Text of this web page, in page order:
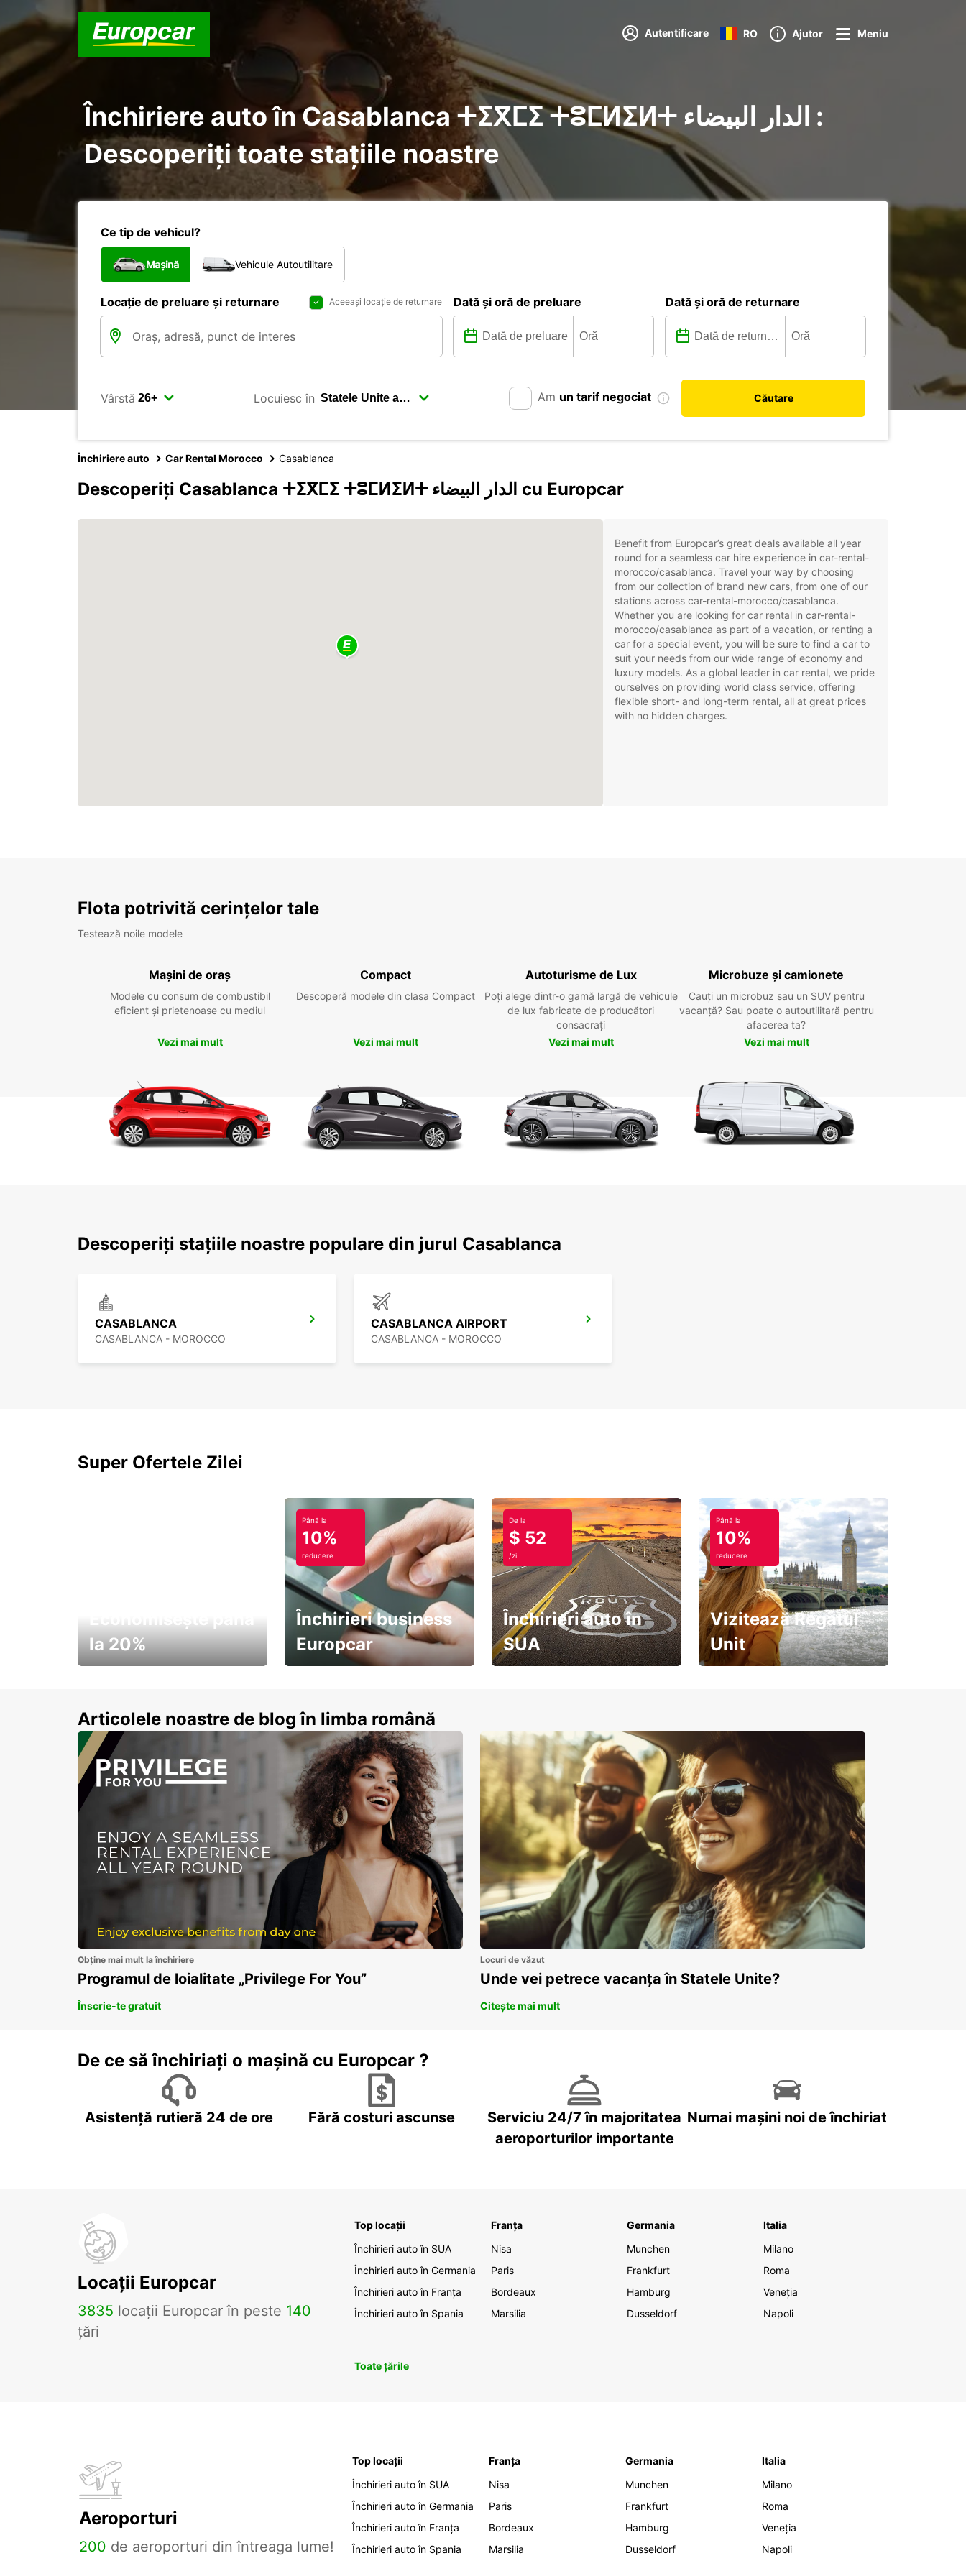
Autentificare RO Ajutor Meniu
Închiriere auto în Casablanca ⵜⵉⴳⵎⵉ ⵜⵓⵎⵍⵉⵍⵜ الدار البيضاء :
Descoperiți toate stațiile noastre
Ce tip de vehicul?
Mașină Vehicule Autoutilitare
Locație de preluare și returnare Aceeași locație de returnare Dată și oră de preluare Dată și oră de returnare
Vârstă Locuiesc în Am un tarif negociat Căutare
Închiriere auto Car Rental Morocco Casablanca
Descoperiți Casablanca ⵜⵉⴳⵎⵉ ⵜⵓⵎⵍⵉⵍⵜ الدار البيضاء cu Europcar
Benefit from Europcar’s great deals available all year
round for a seamless car hire experience in car-rental-
morocco/casablanca. Travel your way by choosing
from our collection of brand new cars, from one of our
stations across car-rental-morocco/casablanca.
Whether you are looking for car rental in car-rental-
morocco/casablanca as part of a vacation, or renting a
car for a special event, you will be sure to find a car to
suit your needs from our wide range of economy and
luxury models. As a global leader in car rental, we pride
ourselves on providing world class service, offering
flexible short- and long-term rental, all at great prices
with no hidden charges.
Flota potrivită cerințelor tale
Testează noile modele
Mașini de oraș
Modele cu consum de combustibil
eficient și prietenoase cu mediul
Vezi mai mult
Compact
Descoperă modele din clasa Compact
Vezi mai mult
Autoturisme de Lux
Poți alege dintr-o gamă largă de vehicule
de lux fabricate de producători
consacrați
Vezi mai mult
Microbuze și camionete
Cauți un microbuz sau un SUV pentru
vacanță? Sau poate o autoutilitară pentru
afacerea ta?
Vezi mai mult
Descoperiți stațiile noastre populare din jurul Casablanca
CASABLANCA
CASABLANCA - MOROCCO
CASABLANCA AIRPORT
CASABLANCA - MOROCCO
Super Ofertele Zilei
la 20%
Până la
10%
reducere
Închirieri business
Europcar
De la
$ 52
/zi
Închirieri auto în
SUA
Până la
10%
reducere
Vizitează Regatul
Unit
Articolele noastre de blog în limba română
Obține mai mult la închiriere
Programul de loialitate „Privilege For You”
Înscrie-te gratuit
Locuri de văzut
Unde vei petrece vacanța în Statele Unite?
Citește mai mult
De ce să închiriați o mașină cu Europcar ?
Asistență rutieră 24 de ore Fără costuri ascunse
Serviciu 24/7 în majoritatea
aeroporturilor importante
Numai mașini noi de închiriat
Locații Europcar
3835 locații Europcar în peste 140
țări
Top locații
Închirieri auto în SUA
Închirieri auto în Germania
Închirieri auto în Franța
Închirieri auto în Spania
Franța
Nisa
Paris
Bordeaux
Marsilia
Germania
Munchen
Frankfurt
Hamburg
Dusseldorf
Italia
Milano
Roma
Veneția
Napoli
Toate țările
Aeroporturi
200 de aeroporturi din întreaga lume!
Top locații
Închirieri auto în SUA
Închirieri auto în Germania
Închirieri auto în Franța
Închirieri auto în Spania
Franța
Nisa
Paris
Bordeaux
Marsilia
Germania
Munchen
Frankfurt
Hamburg
Dusseldorf
Italia
Milano
Roma
Veneția
Napoli